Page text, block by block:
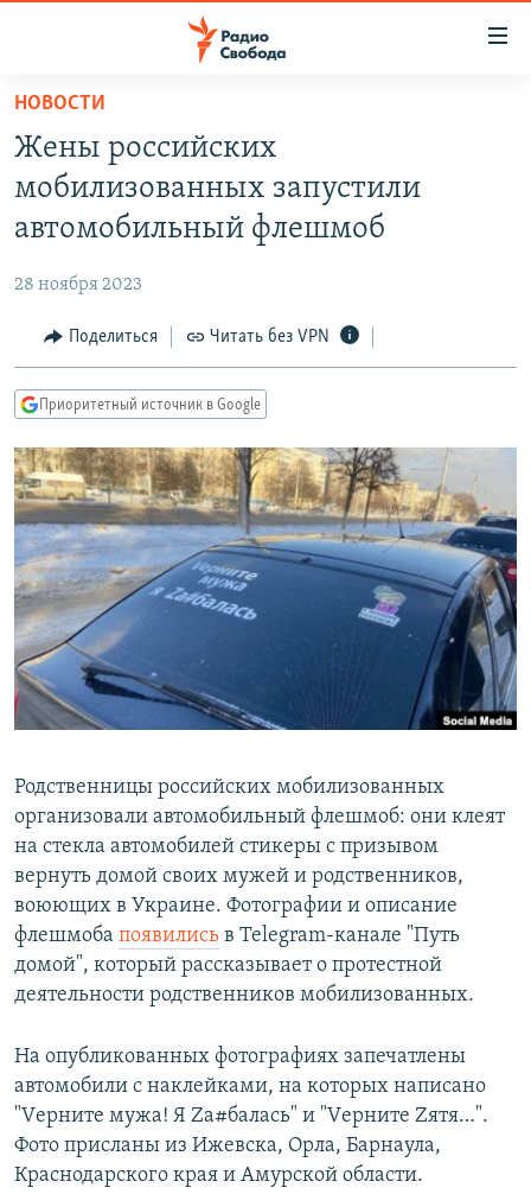
упрощенного
доступа
Вернуться
основному
Вернутся
Вернутся
поиску
ПОДКАСТЫ
АВТОРСКИЕ ПРОЕКТЫ
МНЕНИЯ
КУЛЬТУРА
КАВКАЗ.РЕАЛИИ
СЕВЕР.РЕАЛИИ
СИБИРЬ.РЕАЛИИ
РАСПИСАНИЕ ВЕЩАНИЯ
ПОДПИШИТЕСЬ НА РАССЫЛКУ
СОЦИАЛЬНЫЕ СЕТИ
Все сайты РСЕ/РС
НОВОСТИ
Жены российских
мобилизованных запустили
автомобильный флешмоб
28 ноября 2023
Поделиться Читать без VPN
Приоритетный источник в Google
Родственницы российских мобилизованных
организовали автомобильный флешмоб: они клеят
на стекла автомобилей стикеры с призывом
вернуть домой своих мужей и родственников,
воюющих в Украине. Фотографии и описание
флешмоба появились в Telegram-канале "Путь
домой", который рассказывает о протестной
деятельности родственников мобилизованных.
На опубликованных фотографиях запечатлены
автомобили с наклейками, на которых написано
"Vерните мужа! Я Zа#балась" и "Vерните Zятя…".
Фото присланы из Ижевска, Орла, Барнаула,
Краснодарского края и Амурской области.